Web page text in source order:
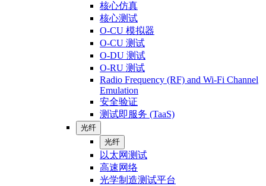
核心仿真
核心测试
O-CU 模拟器
O-CU 测试
O-DU 测试
O-RU 测试
Radio Frequency (RF) and Wi-Fi Channel
Emulation
安全验证
测试即服务 (TaaS)
光纤
光纤
以太网测试
高速网络
光学制造测试平台